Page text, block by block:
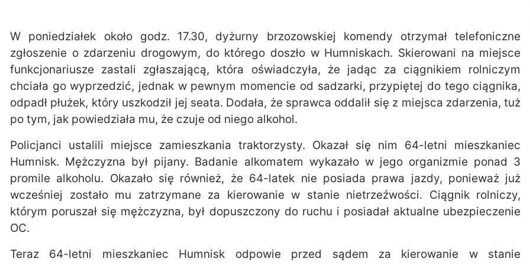
W poniedziałek około godz. 17.30, dyżurny brzozowskiej komendy otrzymał telefoniczne
zgłoszenie o zdarzeniu drogowym, do którego doszło w Humniskach. Skierowani na miejsce
funkcjonariusze zastali zgłaszającą, która oświadczyła, że jadąc za ciągnikiem rolniczym
chciała go wyprzedzić, jednak w pewnym momencie od sadzarki, przypiętej do tego ciągnika,
odpadł płużek, który uszkodził jej seata. Dodała, że sprawca oddalił się z miejsca zdarzenia, tuż
po tym, jak powiedziała mu, że czuje od niego alkohol.
Policjanci ustalili miejsce zamieszkania traktorzysty. Okazał się nim 64-letni mieszkaniec
Humnisk. Mężczyzna był pijany. Badanie alkomatem wykazało w jego organizmie ponad 3
promile alkoholu. Okazało się również, że 64-latek nie posiada prawa jazdy, ponieważ już
wcześniej zostało mu zatrzymane za kierowanie w stanie nietrzeźwości. Ciągnik rolniczy,
którym poruszał się mężczyzna, był dopuszczony do ruchu i posiadał aktualne ubezpieczenie
OC.
Teraz 64-letni mieszkaniec Humnisk odpowie przed sądem za kierowanie w stanie